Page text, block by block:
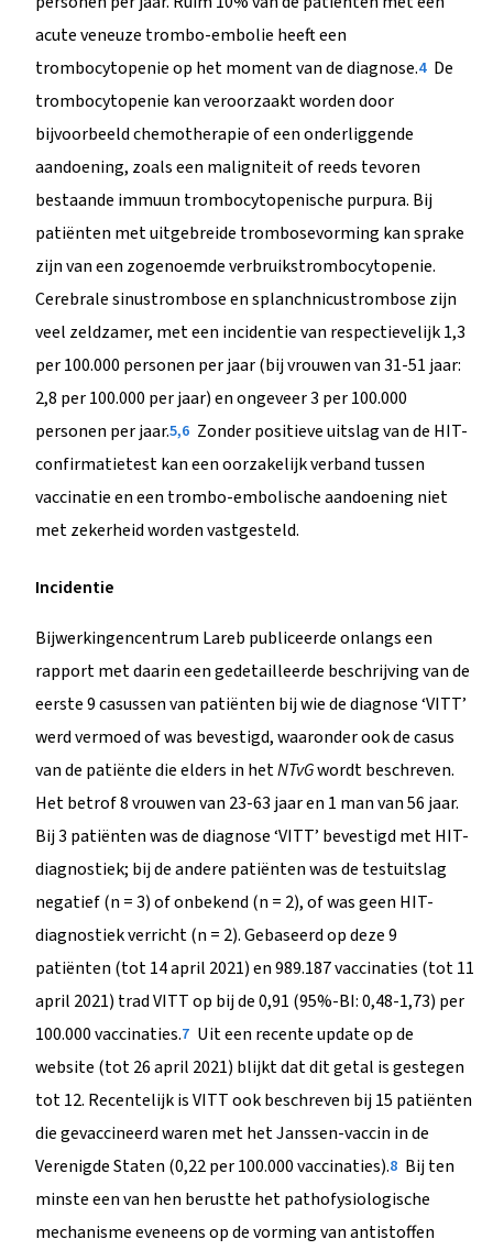
acute veneuze trombo-embolie heeft een
trombocytopenie op het moment van de diagnose.4 De
trombocytopenie kan veroorzaakt worden door
bijvoorbeeld chemotherapie of een onderliggende
aandoening, zoals een maligniteit of reeds tevoren
bestaande immuun trombocytopenische purpura. Bij
patiënten met uitgebreide trombosevorming kan sprake
zijn van een zogenoemde verbruikstrombocytopenie.
Cerebrale sinustrombose en splanchnicustrombose zijn
veel zeldzamer, met een incidentie van respectievelijk 1,3
per 100.000 personen per jaar (bij vrouwen van 31-51 jaar:
2,8 per 100.000 per jaar) en ongeveer 3 per 100.000
personen per jaar.5,6 Zonder positieve uitslag van de HIT-
confirmatietest kan een oorzakelijk verband tussen
vaccinatie en een trombo-embolische aandoening niet
met zekerheid worden vastgesteld.
Incidentie
Bijwerkingencentrum Lareb publiceerde onlangs een
rapport met daarin een gedetailleerde beschrijving van de
eerste 9 casussen van patiënten bij wie de diagnose ‘VITT’
werd vermoed of was bevestigd, waaronder ook de casus
van de patiënte die elders in hetNTvGwordt beschreven.
Het betrof 8 vrouwen van 23-63 jaar en 1 man van 56 jaar.
Bij 3 patiënten was de diagnose ‘VITT’ bevestigd met HIT-
diagnostiek; bij de andere patiënten was de testuitslag
negatief (n = 3) of onbekend (n = 2), of was geen HIT-
diagnostiek verricht (n = 2). Gebaseerd op deze 9
patiënten (tot 14 april 2021) en 989.187 vaccinaties (tot 11
april 2021) trad VITT op bij de 0,91 (95%-BI: 0,48-1,73) per
100.000 vaccinaties.7 Uit een recente update op de
website (tot 26 april 2021) blijkt dat dit getal is gestegen
tot 12. Recentelijk is VITT ook beschreven bij 15 patiënten
die gevaccineerd waren met het Janssen-vaccin in de
Verenigde Staten (0,22 per 100.000 vaccinaties).8 Bij ten
minste een van hen berustte het pathofysiologische
mechanisme eveneens op de vorming van antistoffen